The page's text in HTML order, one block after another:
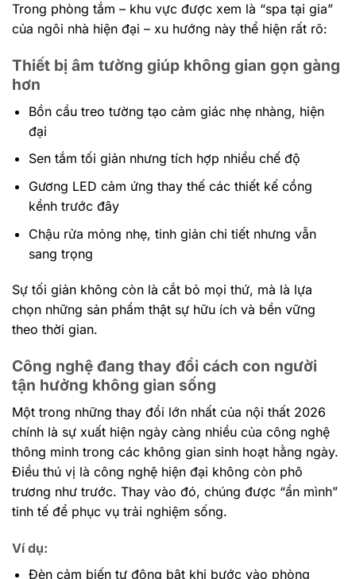
Trong phòng tắm – khu vực được xem là “spa tại gia”
của ngôi nhà hiện đại – xu hướng này thể hiện rất rõ:
Thiết bị âm tường giúp không gian gọn gàng
hơn
Bồn cầu treo tường tạo cảm giác nhẹ nhàng, hiện
đại
Sen tắm tối giản nhưng tích hợp nhiều chế độ
Gương LED cảm ứng thay thế các thiết kế cồng
kềnh trước đây
Chậu rửa mỏng nhẹ, tinh giản chi tiết nhưng vẫn
sang trọng
Sự tối giản không còn là cắt bỏ mọi thứ, mà là lựa
chọn những sản phẩm thật sự hữu ích và bền vững
theo thời gian.
Công nghệ đang thay đổi cách con người
tận hưởng không gian sống
Một trong những thay đổi lớn nhất của nội thất 2026
chính là sự xuất hiện ngày càng nhiều của công nghệ
thông minh trong các không gian sinh hoạt hằng ngày.
Điều thú vị là công nghệ hiện đại không còn phô
trương như trước. Thay vào đó, chúng được “ẩn mình”
tinh tế để phục vụ trải nghiệm sống.
Ví dụ:
Đèn cảm biến tự động bật khi bước vào phòng